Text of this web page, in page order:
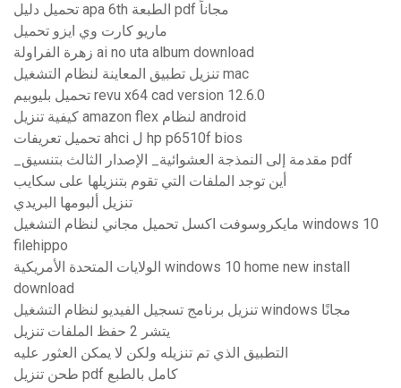
تحميل دليل apa 6th الطبعة pdf مجاناً
ماريو كارت وي ايزو تحميل
زهرة الفراولة ai no uta album download
تنزيل تطبيق المعاينة لنظام التشغيل mac
تحميل بليوبيم revu x64 cad version 12.6.0
كيفية تنزيل amazon flex لنظام android
تحميل تعريفات ahci ل hp p6510f bios
_مقدمة إلى النمذجة العشوائية_ الإصدار الثالث بتنسيق pdf
أين توجد الملفات التي تقوم بتنزيلها على سكايب
تنزيل ألبومها البريدي
مايكروسوفت اكسل تحميل مجاني لنظام التشغيل windows 10
filehippo
الولايات المتحدة الأمريكية windows 10 home new install
download
تنزيل برنامج تسجيل الفيديو لنظام التشغيل windows مجانًا
يتشر 2 حفظ الملفات تنزيل
التطبيق الذي تم تنزيله ولكن لا يمكن العثور عليه
طحن تنزيل pdf كامل بالطبع